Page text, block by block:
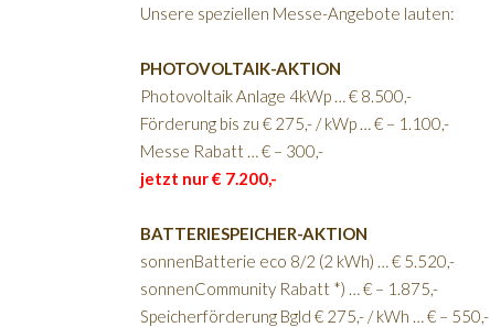
Unsere speziellen Messe-Angebote lauten:
PHOTOVOLTAIK-AKTION
Photovoltaik Anlage 4kWp … € 8.500,-
Förderung bis zu € 275,- / kWp … € – 1.100,-
Messe Rabatt … € – 300,-
jetzt nur€ 7.200,-
BATTERIESPEICHER-AKTION
sonnenBatterie eco 8/2 (2 kWh) …€ 5.520,-
sonnenCommunity Rabatt *) …€ – 1.875,-
Speicherförderung Bgld € 275,- / kWh …€ – 550,-